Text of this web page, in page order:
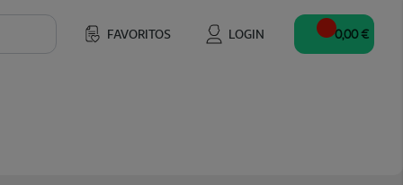
FAVORITOS LOGIN 0,00 €